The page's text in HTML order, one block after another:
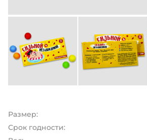
Размер:
Срок годности: